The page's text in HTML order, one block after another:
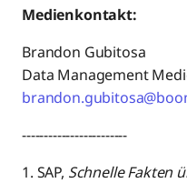
Medienkontakt:
Brandon Gubitosa
Data Management
------------------------
1. SAP, Schnelle Fakten